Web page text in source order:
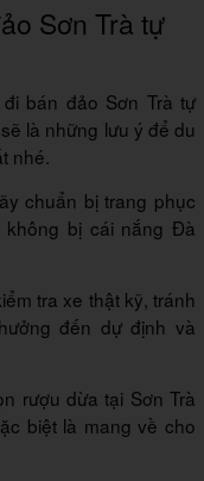
Sơn Trà tự
bán đảo Sơn Trà tự
là những lưu ý để du
nhé.
chuẩn bị trang phục
bị cái nắng Đà
tra xe thật kỹ, tránh
đến dự định và
rượu dừa tại Sơn Trà
biệt là mang về cho